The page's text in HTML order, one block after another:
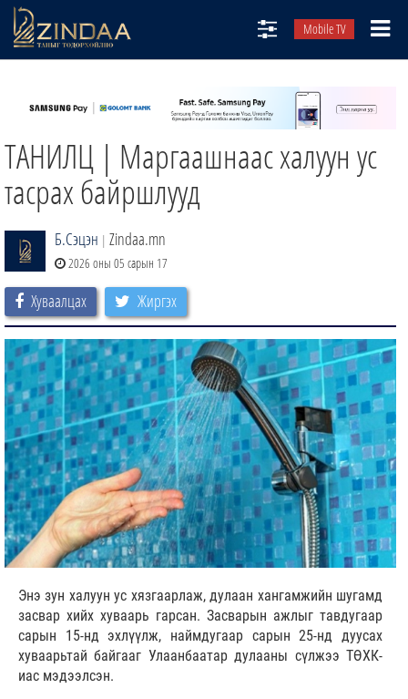
Mobile TV
ТВ8
ӨГЛӨӨНИЙ СОНИН
АУДИО ЗОХИОЛ
ЗИНДАА СЭТГҮҮЛ
ТАНИЛЦ | Маргаашнаас халуун ус
тасрах байршлууд
Б.Сэцэн | Zindaa.mn
2026 оны 05 сарын 17
Хуваалцах Жиргэх
Энэ зун халуун ус хязгаарлаж, дулаан хангамжийн шугамд
засвар хийх хуваарь гарсан. Засварын ажлыг тавдугаар
сарын 15-нд эхлүүлж, наймдугаар сарын 25-нд дуусах
хуваарьтай байгааг Улаанбаатар дулааны сүлжээ ТӨХК-
иас мэдээлсэн.